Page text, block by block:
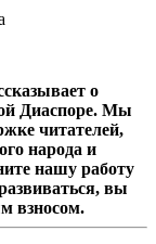
о
Диаспоре. Мы
читателей,
народа и
нашу работу
вы
взносом.